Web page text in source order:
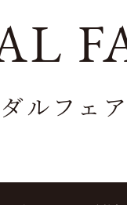
ルフェ